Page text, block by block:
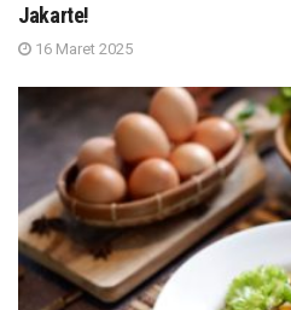
Jakarte!
16 Maret 2025